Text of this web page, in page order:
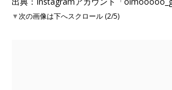
▼次の画像は下へスクロール (2/5)